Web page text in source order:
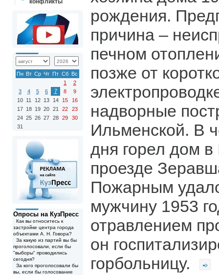
конфликты
Пн Вт Ср Чт Пт Сб Вс
1
2
3
4 5 6 7 8
9
10 11 12 13 14 15
16
17 18 19 20 21 22
23
24 25 26 27 28 29
30
31
Опросы на КузПресс
Как вы относитесь к
застройке центра города
объектами А. Н. Говора?
За какую из партий вы бы
проголосовали, если бы
"выборы" проводились
сегодня?
За кого проголосовали бы
вы, если бы голосование
рождения.
причина –
печном
позже от
надворные
Ильменской. В
дня горел дом в
проезде
Пожарным
мужчину 1953
отравлением
он
горбольницу.